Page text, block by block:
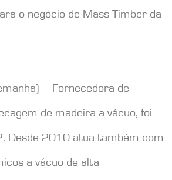
o negócio de Mass Timber da
– Fornecedora de
de madeira a vácuo, foi
Desde 2010 atua também com
a vácuo de alta